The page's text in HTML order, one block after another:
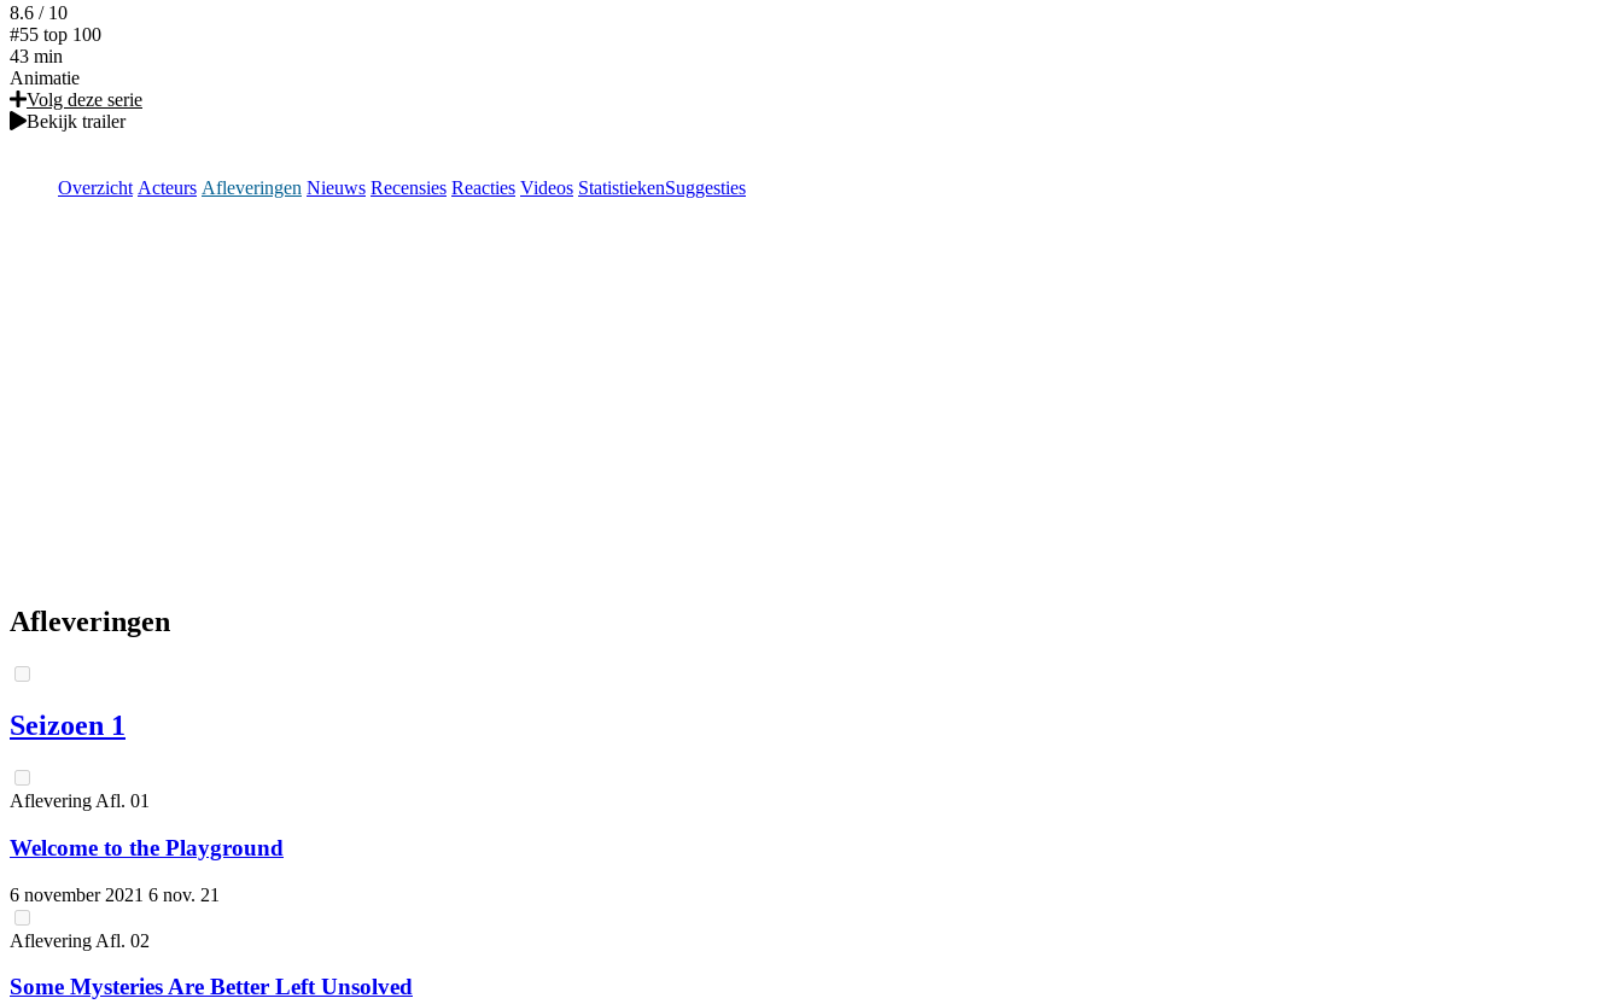
8.6 / 10
#55 top 100
43 min
Animatie
Volg deze serie
Bekijk trailer
Overzicht Acteurs Afleveringen Nieuws Recensies Reacties Videos StatistiekenSuggesties
Afleveringen
Seizoen 1
Aflevering Afl. 01
Welcome to the Playground
6 november 2021 6 nov. 21
Aflevering Afl. 02
Some Mysteries Are Better Left Unsolved